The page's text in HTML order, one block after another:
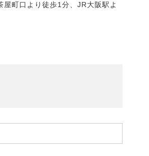
町口より徒歩1分、JR大阪駅よ